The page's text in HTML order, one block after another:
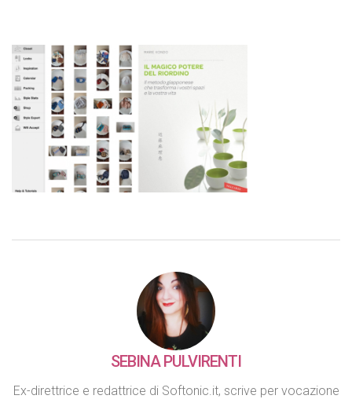
SEBINA PULVIRENTI
Ex-direttrice e redattrice di Softonic.it, scrive per vocazione